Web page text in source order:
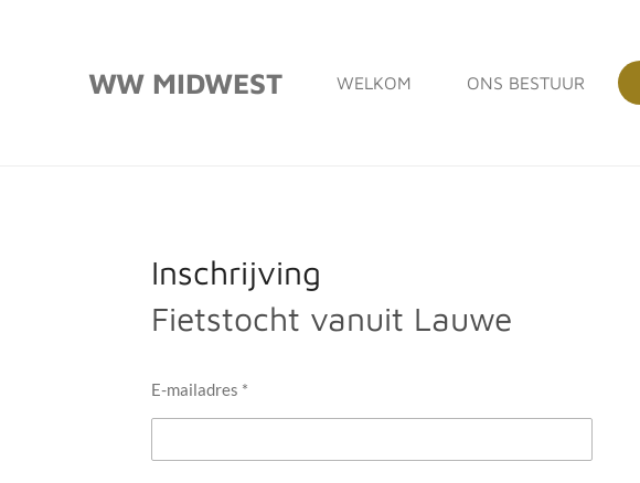
WW MIDWEST WELKOM ONS BESTUUR
Inschrijving
Fietstocht vanuit Lauwe
E-mailadres *